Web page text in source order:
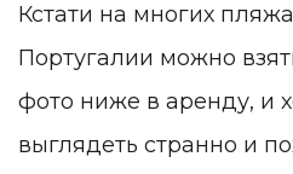
Кстати на многих
Португалии можно
фото ниже в аренду, и
выглядеть странно и